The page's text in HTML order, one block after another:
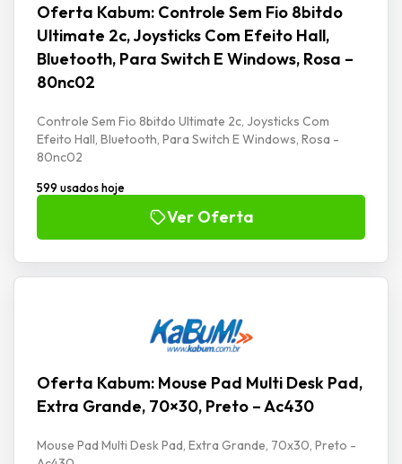
Oferta Kabum: Controle Sem Fio 8bitdo
Ultimate 2c, Joysticks Com Efeito Hall,
Bluetooth, Para Switch E Windows, Rosa –
80nc02
Controle Sem Fio 8bitdo Ultimate 2c, Joysticks Com
Efeito Hall, Bluetooth, Para Switch E Windows, Rosa -
80nc02
599 usados hoje
Ver Oferta
Oferta Kabum: Mouse Pad Multi Desk Pad,
Extra Grande, 70×30, Preto – Ac430
Mouse Pad Multi Desk Pad, Extra Grande, 70x30, Preto -